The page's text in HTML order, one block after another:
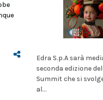
Edra S.p.A sarà
seconda edizione
Summit che si
al...